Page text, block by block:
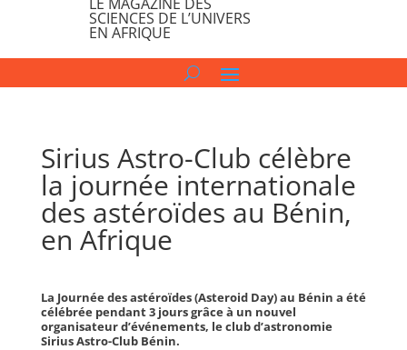
SCIENCES DE L’UNIVERS
EN AFRIQUE
Sirius Astro-Club célèbre
la journée internationale
des astéroïdes au Bénin,
en Afrique
La Journée des astéroïdes (Asteroid Day) au Bénin a été
célébrée pendant 3 jours grâce à un nouvel
organisateur d’événements, le club d’astronomie
Sirius Astro-Club Bénin.